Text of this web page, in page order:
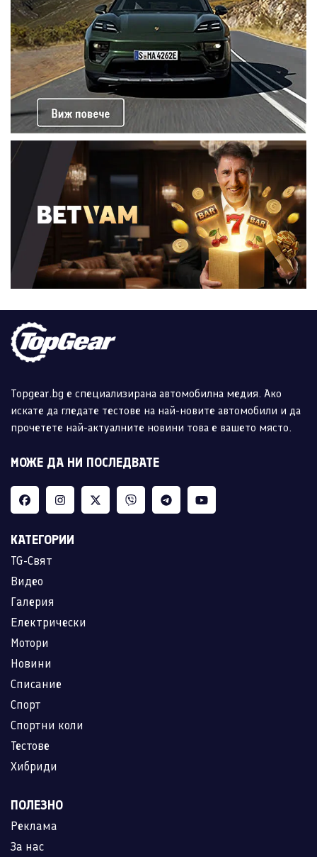
Topgear.bg е специализирана автомобилна медия. Ако
искате да гледате тестове на най-новите автомобили и да
прочетете най-актуалните новини това е вашето място.
МОЖЕ ДА НИ ПОСЛЕДВАТЕ
КАТЕГОРИИ
TG-Свят
Видео
Галерия
Електрически
Мотори
Новини
Списание
Спорт
Спортни коли
Тестове
Хибриди
ПОЛЕЗНО
Реклама
За нас